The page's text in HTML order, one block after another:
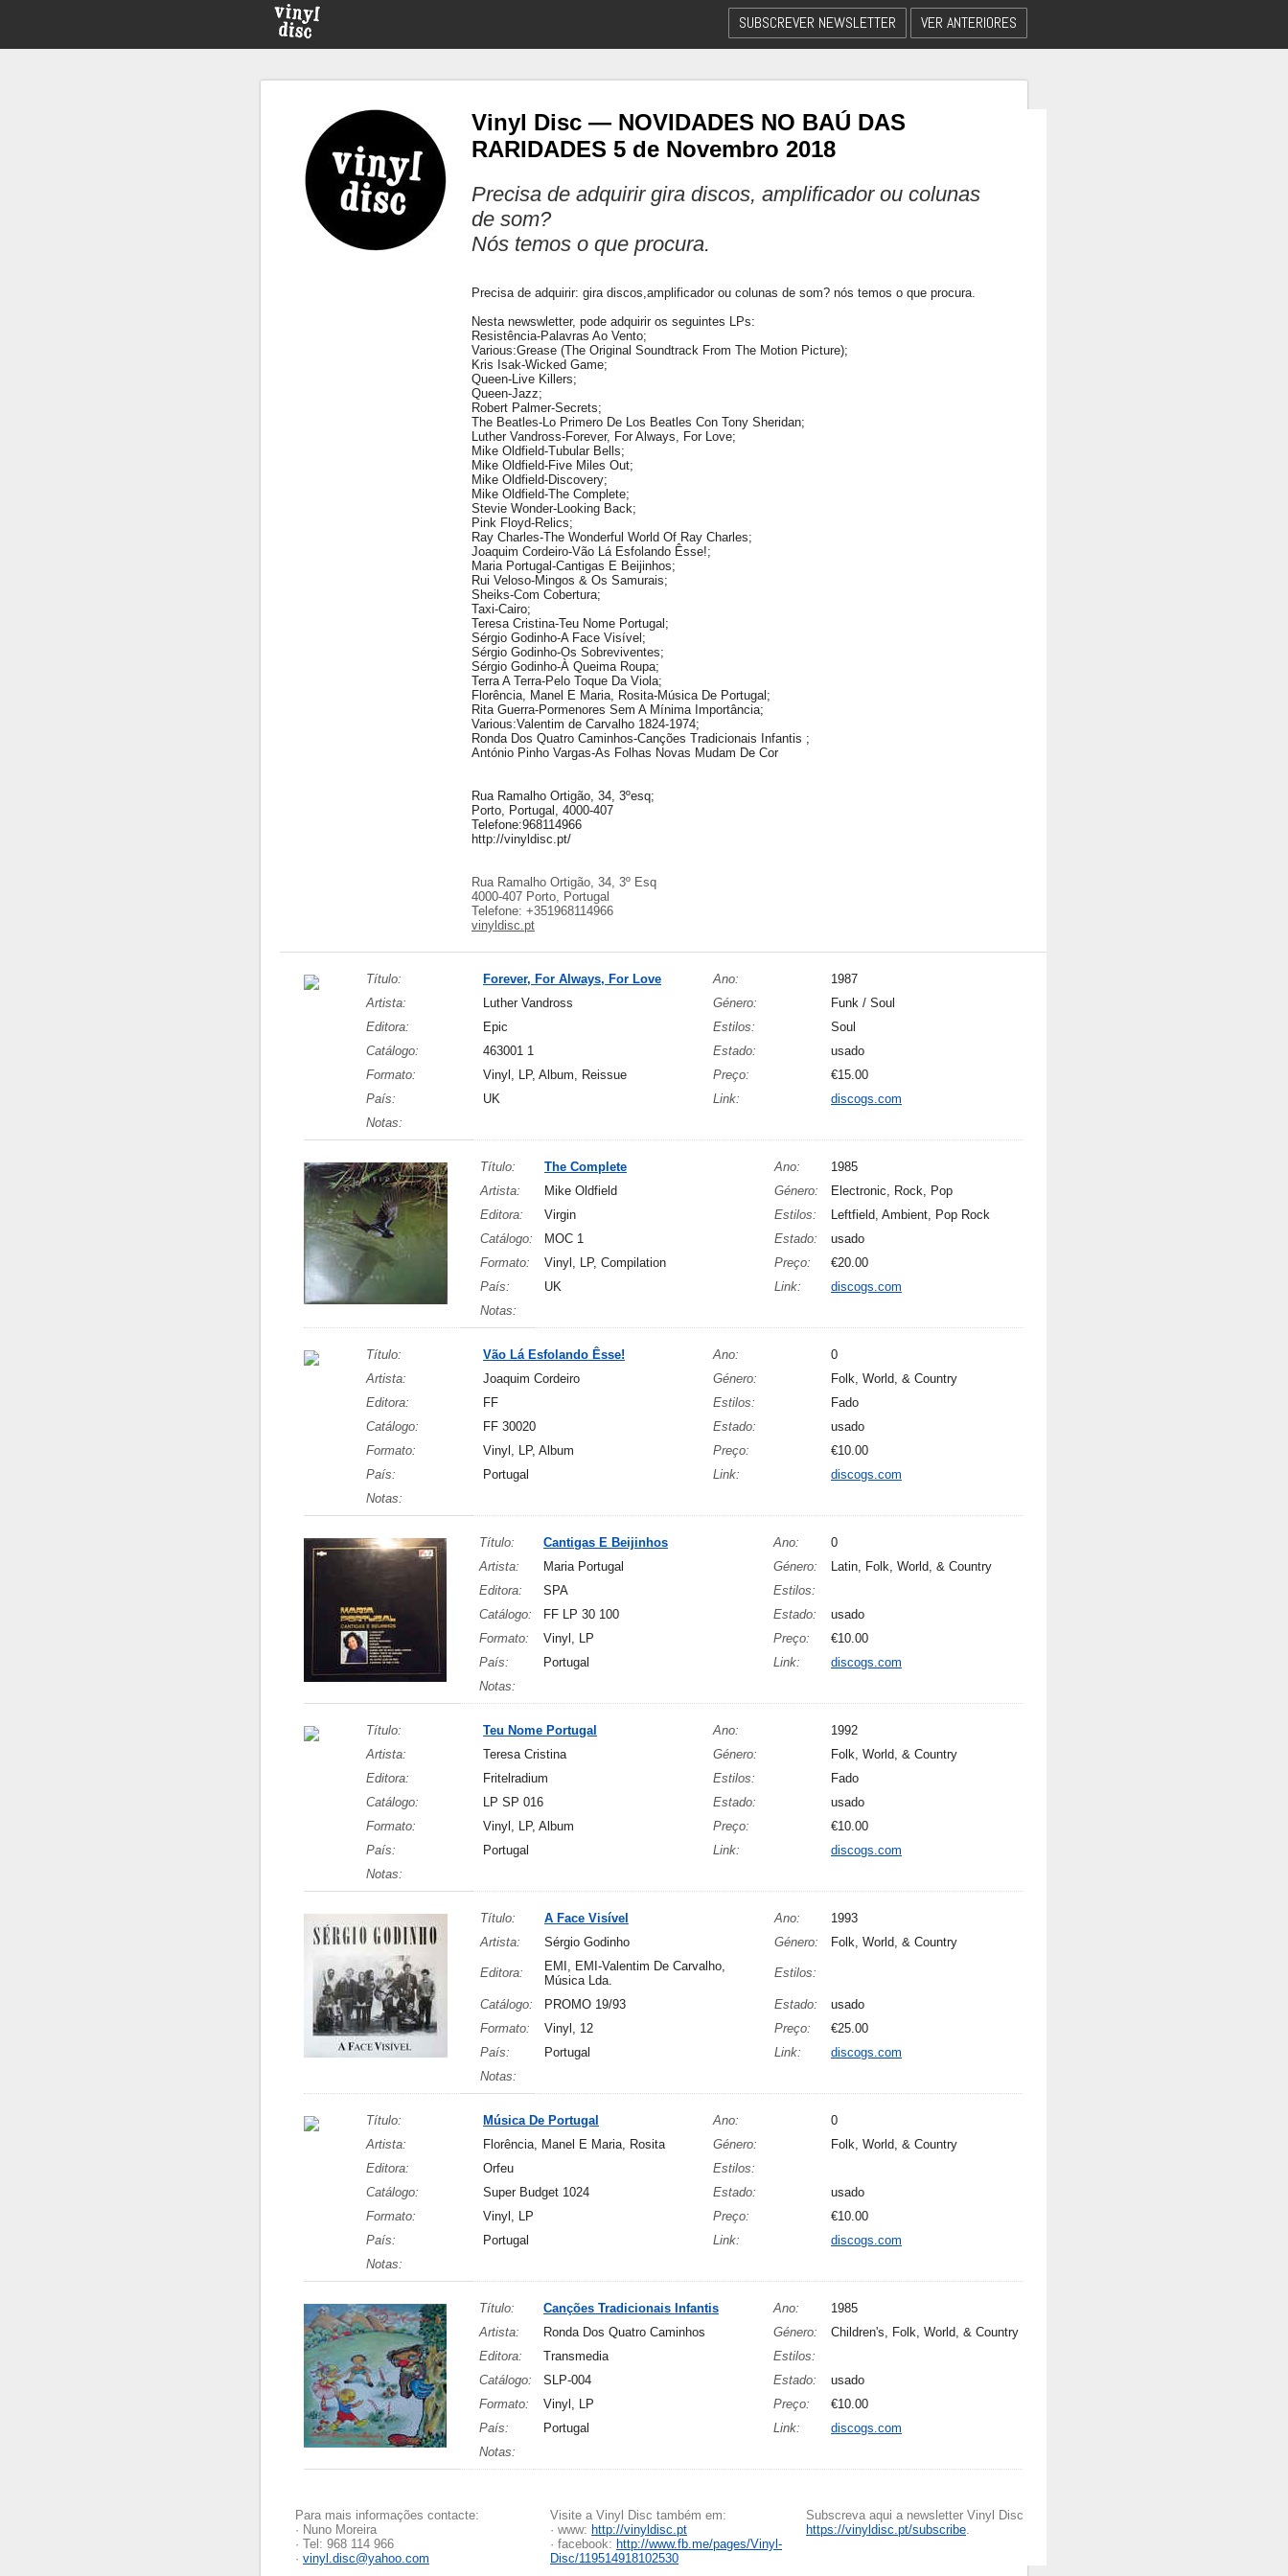
SUBSCREVER NEWSLETTER VER ANTERIORES
Vinyl Disc — NOVIDADES NO BAÚ DAS
RARIDADES 5 de Novembro 2018
Precisa de adquirir gira discos, amplificador ou colunas
de som?
Nós temos o que procura.
Precisa de adquirir: gira discos,amplificador ou colunas de som? nós temos o que procura.
Nesta newswletter, pode adquirir os seguintes LPs:
Resistência-Palavras Ao Vento;
Various:Grease (The Original Soundtrack From The Motion Picture);
Kris Isak-Wicked Game;
Queen-Live Killers;
Queen-Jazz;
Robert Palmer-Secrets;
The Beatles-Lo Primero De Los Beatles Con Tony Sheridan;
Luther Vandross-Forever, For Always, For Love;
Mike Oldfield-Tubular Bells;
Mike Oldfield-Five Miles Out;
Mike Oldfield-Discovery;
Mike Oldfield-The Complete;
Stevie Wonder-Looking Back;
Pink Floyd-Relics;
Ray Charles-The Wonderful World Of Ray Charles;
Joaquim Cordeiro-Vão Lá Esfolando Êsse!;
Maria Portugal-Cantigas E Beijinhos;
Rui Veloso-Mingos & Os Samurais;
Sheiks-Com Cobertura;
Taxi-Cairo;
Teresa Cristina-Teu Nome Portugal;
Sérgio Godinho-A Face Visível;
Sérgio Godinho-Os Sobreviventes;
Sérgio Godinho-À Queima Roupa;
Terra A Terra-Pelo Toque Da Viola;
Florência, Manel E Maria, Rosita-Música De Portugal;
Rita Guerra-Pormenores Sem A Mínima Importância;
Various:Valentim de Carvalho 1824-1974;
Ronda Dos Quatro Caminhos-Canções Tradicionais Infantis ;
António Pinho Vargas-As Folhas Novas Mudam De Cor
Rua Ramalho Ortigão, 34, 3ºesq;
Porto, Portugal, 4000-407
Telefone:968114966
http://vinyldisc.pt/
Rua Ramalho Ortigão, 34, 3º Esq
4000-407 Porto, Portugal
Telefone: +351968114966
vinyldisc.pt
Título: Forever, For Always, For Love Ano:
1987
Artista:
Luther Vandross Género:
Funk / Soul
Editora:
Epic Estilos:
Soul
Catálogo:
463001 1 Estado:
usado
Formato:
Vinyl, LP, Album, Reissue Preço:
€15.00
País:
UK Link:
discogs.com
Notas:
Título: The Complete Ano:
1985
Artista:
Mike Oldfield Género:
Electronic, Rock, Pop
Editora:
Virgin Estilos:
Leftfield, Ambient, Pop Rock
Catálogo:
MOC 1 Estado:
usado
Formato:
Vinyl, LP, Compilation Preço:
€20.00
País:
UK Link:
discogs.com
Notas:
Título: Vão Lá Esfolando Êsse! Ano:
0
Artista:
Joaquim Cordeiro Género:
Folk, World, & Country
Editora:
FF Estilos:
Fado
Catálogo:
FF 30020 Estado:
usado
Formato:
Vinyl, LP, Album Preço:
€10.00
País:
Portugal Link:
discogs.com
Notas:
Título: Cantigas E Beijinhos Ano:
0
Artista:
Maria Portugal Género:
Latin, Folk, World, & Country
Editora:
SPA
Estilos:
Catálogo:
FF LP 30 100 Estado:
usado
Formato:
Vinyl, LP Preço:
€10.00
País:
Portugal Link:
discogs.com
Notas:
Título: Teu Nome Portugal Ano:
1992
Artista:
Teresa Cristina Género:
Folk, World, & Country
Editora:
Fritelradium Estilos:
Fado
Catálogo:
LP SP 016 Estado:
usado
Formato:
Vinyl, LP, Album Preço:
€10.00
País:
Portugal Link:
discogs.com
Notas:
Título: A Face Visível Ano:
1993
Artista:
Sérgio Godinho Género: Folk, World, & Country
Editora:
EMI, EMI-Valentim De Carvalho,
Música Lda.
Estilos:
Catálogo: PROMO 19/93 Estado:
usado
Formato:
Vinyl, 12 Preço:
€25.00
País:
Portugal Link:
discogs.com
Notas:
Título: Música De Portugal Ano:
0
Artista:
Florência, Manel E Maria, Rosita Género:
Folk, World, & Country
Editora:
Orfeu
Estilos:
Catálogo:
Super Budget 1024 Estado:
usado
Formato:
Vinyl, LP Preço:
€10.00
País:
Portugal Link:
discogs.com
Notas:
Título: Canções Tradicionais Infantis Ano:
1985
Artista:
Ronda Dos Quatro Caminhos Género:
Children's, Folk, World, & Country
Editora:
Transmedia
Estilos:
Catálogo:
SLP-004 Estado:
usado
Formato:
Vinyl, LP Preço:
€10.00
País:
Portugal Link:
discogs.com
Notas:
Para mais informações contacte:
· Nuno Moreira
· Tel: 968 114 966
· vinyl.disc@yahoo.com
Visite a Vinyl Disc também em:
· www: http://vinyldisc.pt
· facebook: http://www.fb.me/pages/Vinyl-
Disc/119514918102530
Subscreva aqui a newsletter Vinyl Disc
https://vinyldisc.pt/subscribe.